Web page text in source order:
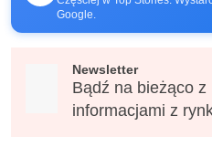
Google.
Newsletter
Bądź na bieżąco z
informacjami z